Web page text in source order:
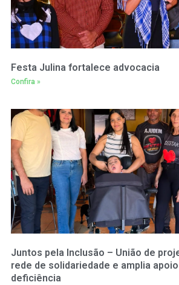
Festa Julina fortalece advocacia
Confira »
Juntos pela Inclusão – União de
rede de solidariedade e amplia
deficiência